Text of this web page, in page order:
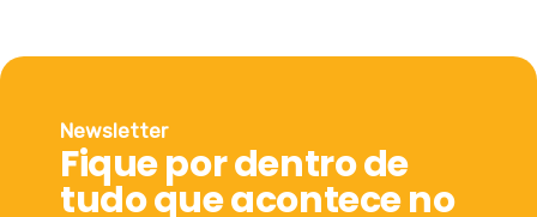
Newsletter
Fique por dentro de
tudo que acontece no